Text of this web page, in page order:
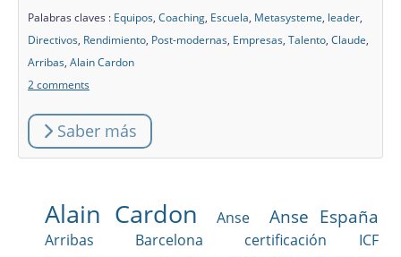
Palabras claves : Equipos, Coaching, Escuela, Metasysteme, leader,
Directivos, Rendimiento, Post-modernas, Empresas, Talento, Claude,
Arribas, Alain Cardon
2 comments
Saber más
Alain Cardon Anse Anse España
Arribas Barcelona
certificación ICF